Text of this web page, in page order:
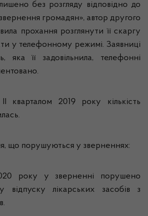
без розгляду відповідно до
громадян», автор другого
прохання розглянути її скаргу
у телефонному режимі. Заявниці
яка її задовільнила, телефонні
кварталом 2019 року кількість
що порушуються у зверненнях:
року у зверненні порушено
відпуску лікарських засобів з